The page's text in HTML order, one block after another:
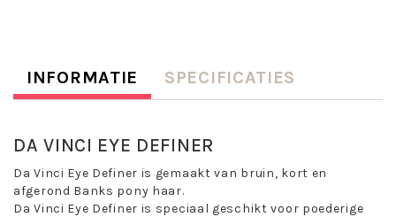
INFORMATIE SPECIFICATIES
DA VINCI EYE DEFINER
Da Vinci Eye Definer is gemaakt van bruin, kort en
afgerond Banks pony haar.
Da Vinci Eye Definer is speciaal geschikt voor poederige